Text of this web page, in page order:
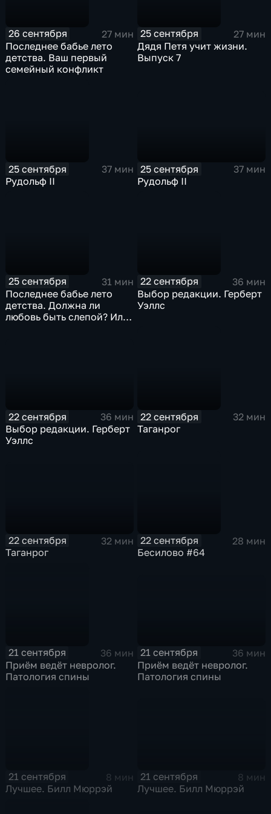
26 сентября
27 мин
Последнее бабье лето
детства. Ваш первый
семейный конфликт
25 сентября
27 мин
Дядя Петя учит жизни.
Выпуск 7
25 сентября
37 мин
Рудольф II
25 сентября
37 мин
Рудольф II
25 сентября
31 мин
Последнее бабье лето
детства. Должна ли
любовь быть слепой? Или
22 сентября
36 мин
Выбор редакции. Герберт
Уэллс
22 сентября
36 мин
Выбор редакции. Герберт
Уэллс
22 сентября
32 мин
Таганрог
22 сентября
32 мин
Таганрог
22 сентября
28 мин
Бесилово #64
21 сентября
36 мин
Приём ведёт невролог.
Патология спины
21 сентября
36 мин
Приём ведёт невролог.
Патология спины
21 сентября
8 мин
Лучшее. Билл Мюррэй
21 сентября
8 мин
Лучшее. Билл Мюррэй